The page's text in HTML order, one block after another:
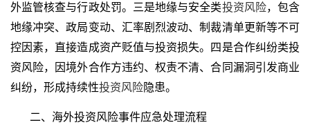
外监管核查与行政处罚。三是地缘与安全类投资风险，包含
地缘冲突、政局变动、汇率剧烈波动、制裁清单更新等不可
控因素，直接造成资产贬值与投资损失。四是合作纠纷类投
资风险，因境外合作方违约、权责不清、合同漏洞引发商业
纠纷，形成持续性投资风险隐患。
二、海外投资风险事件应急处理流程